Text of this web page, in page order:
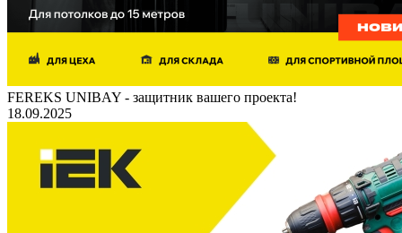
FEREKS UNIBAY - защитник вашего проекта!
18.09.2025